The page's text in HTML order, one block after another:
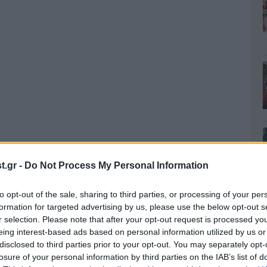
- Do Not Process My Personal Information
opt-out of the sale, sharing to third parties, or processing of your
for targeted advertising by us, please use the below opt-out
selection. Please note that after your opt-out request is processed
interest-based ads based on personal information utilized by us
to third parties prior to your opt-out. You may separately
of your personal information by third parties on the IAB’s list of
στα δίχτυα μετά την προσπάθεια του
για οφσάιντ και το VAR το επιβεβαίωσε,
να συνεχίζεται με πολύ καλό ρυθμό και